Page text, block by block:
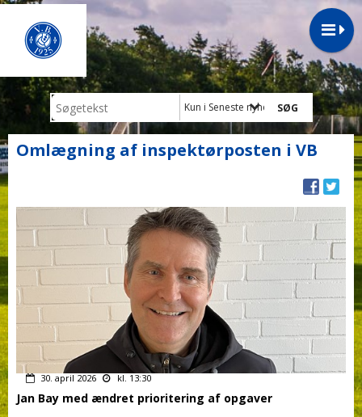
Kun i Seneste nyheder
Omlægning af inspektørposten i VB
30. april 2026 kl. 13:30
Jan Bay med ændret prioritering af opgaver